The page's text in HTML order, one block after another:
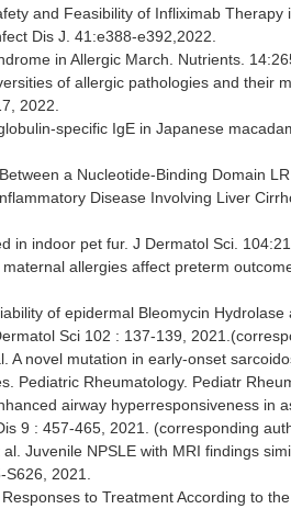
and Feasibility of Infliximab
Dis J. 41:e388-e392,2022.
in Allergic March. Nutrients.
of allergic pathologies and their
2022.
specific IgE in Japanese
a Nucleotide-Binding Domain
Disease Involving Liver
in indoor pet fur. J Dermatol Sci.
allergies affect preterm
of epidermal Bleomycin
Sci 102 : 137-139,
A novel mutation in early-onset
Pediatric Rheumatology. Pediatr
airway hyperresponsiveness in
9 : 457-465, 2021. (corresponding
Juvenile NPSLE with MRI findings
2021.
to Treatment According to